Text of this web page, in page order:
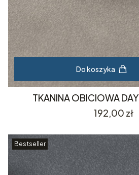
Do koszyka
TKANINA OBICIOWA
Cena
192,00 zł
Bestseller